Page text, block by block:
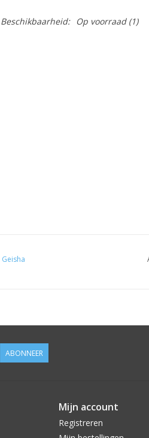
Beschikbaarheid: Op voorraad(1)
Geisha
ABONNEER
Mijn account
Registreren